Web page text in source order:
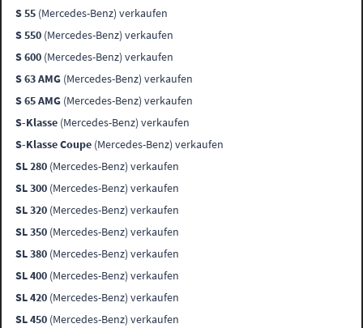
S 55 (Mercedes-Benz) verkaufen
S 550 (Mercedes-Benz) verkaufen
S 600 (Mercedes-Benz) verkaufen
S 63 AMG (Mercedes-Benz) verkaufen
S 65 AMG (Mercedes-Benz) verkaufen
S-Klasse (Mercedes-Benz) verkaufen
S-Klasse Coupe (Mercedes-Benz) verkaufen
SL 280 (Mercedes-Benz) verkaufen
SL 300 (Mercedes-Benz) verkaufen
SL 320 (Mercedes-Benz) verkaufen
SL 350 (Mercedes-Benz) verkaufen
SL 380 (Mercedes-Benz) verkaufen
SL 400 (Mercedes-Benz) verkaufen
SL 420 (Mercedes-Benz) verkaufen
SL 450 (Mercedes-Benz) verkaufen